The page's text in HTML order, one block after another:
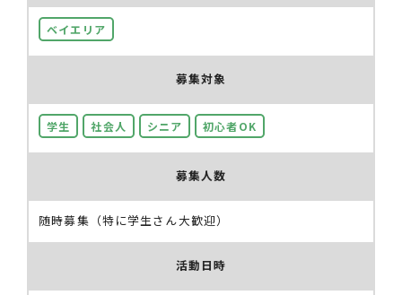
ベイエリア
募集対象
学生 社会人 シニア 初心者OK
募集人数
随時募集（特に学生さん大歓迎）
活動日時